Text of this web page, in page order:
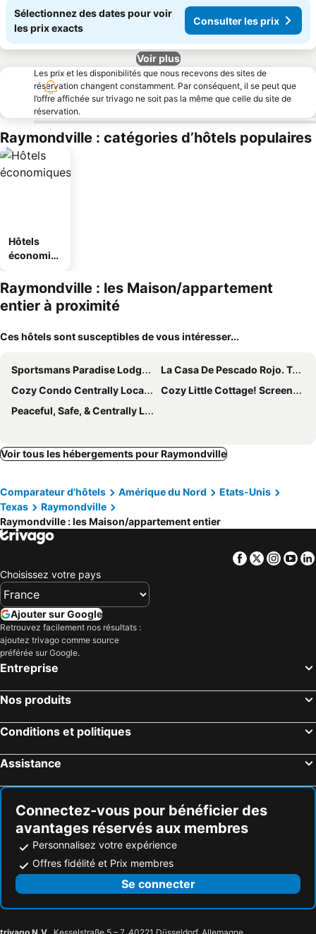
Sélectionnez des dates pour voir
les prix exacts
Consulter les prix
Voir plus
Les prix et les disponibilités que nous recevons des sites de
réservation changent constamment. Par conséquent, il se peut que
l’offre affichée sur trivago ne soit pas la même que celle du site de
réservation.
Raymondville : catégories d’hôtels populaires
Hôtels
économiq
Raymondville : les Maison/appartement
entier à proximité
Ces hôtels sont susceptibles de vous intéresser...
Sportsmans Paradise Lodge Port Mansfield
La Casa De Pescado Rojo. Two Bedroom, Two Bath. Private Boat Slip In Harbor.
Cozy Condo Centrally Located! 1 Night Or A Month! Fully Furnished.
Cozy Little Cottage! Screened In Front Porch.
Peaceful, Safe, & Centrally Located 1-bedroom House In Raymondville Tx
Voir tous les hébergements pour Raymondville
Comparateur d'hôtels Amérique du Nord
Etats-Unis
Texas
Raymondville
Raymondville : les Maison/appartement entier
Facebook
Twitter
Choisissez votre pays
Ajouter sur Google
Retrouvez facilement nos résultats :
ajoutez trivago comme source
préférée sur Google.
Entreprise
Nos produits
Conditions et politiques
Assistance
Connectez-vous pour bénéficier des
avantages réservés aux membres
Personnalisez votre expérience
Offres fidélité et Prix membres
Se connecter